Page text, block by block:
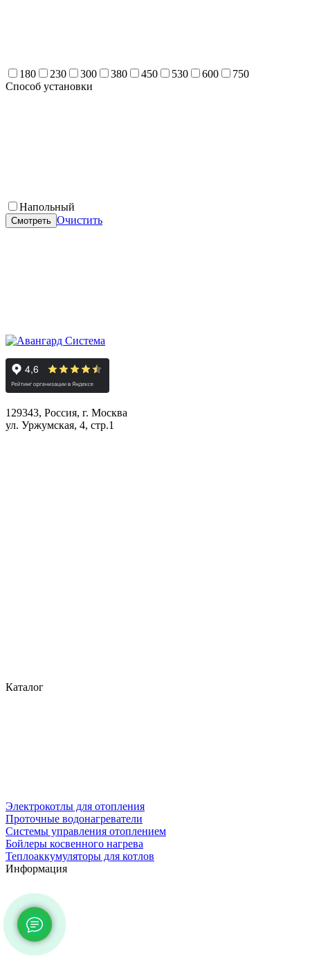
180 230 300 380 450 530 600
750
Способ установки
Напольный
Смотреть Очистить
129343, Россия, г. Москва
ул. Уржумская, 4, стр.1
Каталог
Электрокотлы для отопления
Проточные водонагреватели
Системы управления отоплением
Бойлеры косвенного нагрева
Теплоаккумуляторы для котлов
Информация